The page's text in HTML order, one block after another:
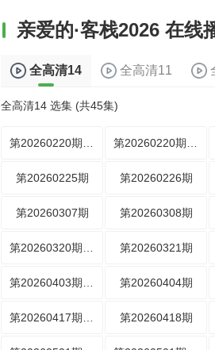
亲爱的·客栈2026 在线
全高清14 全高清11
全高清14 选集 (共45集)
第20260225期 第20260226期
第20260307期 第20260308期
第20260321期
第20260404期
第20260418期